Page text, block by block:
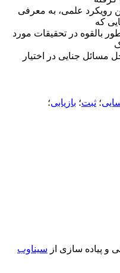
علمی، به معرفی
که
بالقوه در تحقیقات مورد
جنایی در اختیار
؛ ثبت؛ بازیابی؛
و پیاده سازی از سیناوب